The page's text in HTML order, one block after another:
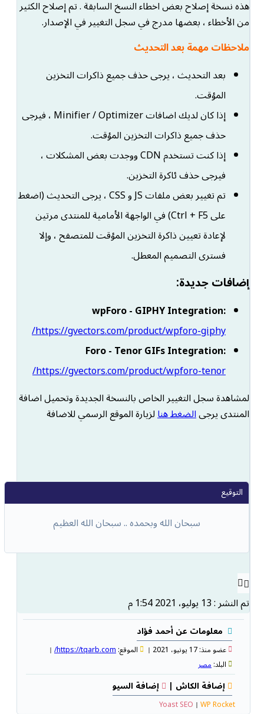
هذه نسخة إصلاح بعض اخطاء النسخ السابقة . تم إصلاح الكثير
من الأخطاء ، بعضها مدرج في سجل التغيير في الإصدار.
ملاحظات مهمة بعد التحديث
بعد التحديث ، يرجى حذف جميع ذاكرات التخزين
المؤقت.
إذا كان لديك اضافات Minifier / Optimizer ، فيرجى
حذف جميع ذاكرات التخزين المؤقت.
إذا كنت تستخدم CDN ووجدت بعض المشكلات ،
فيرجى حذف ئاكرة التخزين.
تم تغيير بعض ملفات JS و CSS ، يرجى التحديث (اضغط
على Ctrl + F5) في الواجهة الأمامية للمنتدى مرتين
لإعادة تعيين ذاكرة التخزين المؤقت للمتصفح ، وإلا
فسترى التصميم المعطل.
إضافات جديدة:
wpForo - GIPHY Integration:
https://gvectors.com/product/wpforo-giphy/
Foro - Tenor GIFs Integration:
https://gvectors.com/product/wpforo-tenor/
لمشاهدة سجل التغيير الخاص بالنسخة الجديدة وتحميل اضافة
المنتدى يرجىالضغط هنالزيارة الموقع الرسمي للاضافة
سبحان الله وبحمده .. سبحان الله العظيم
تم النشر : 13 يوليو، 2021 1:54 م
معلومات عن أحمد فؤاد
عضو منذ: 17 يونيو، 2021 الموقع:https://tqarb.com/
البلد:مصر
إضافة الكاش | إضافة السيو
WP Rocket
Yoast SEO